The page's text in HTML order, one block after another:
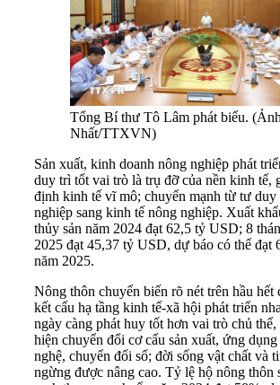
Tổng Bí thư Tô Lâm phát biểu.
Nhất/TTXVN)
Sản xuất, kinh doanh nông nghiệp phát
duy trì tốt vai trò là trụ đỡ của nền kinh tế,
định kinh tế vĩ mô; chuyển mạnh từ tư duy
nghiệp sang kinh tế nông nghiệp. Xuất
thủy sản năm 2024 đạt 62,5 tỷ USD; 8
2025 đạt 45,37 tỷ USD, dự báo có thể đạt
năm 2025.
Nông thôn chuyển biến rõ nét trên hầu hết
kết cấu hạ tầng kinh tế-xã hội phát triển
ngày càng phát huy tốt hơn vai trò chủ
hiện chuyển đổi cơ cấu sản xuất, ứng
nghệ, chuyển đổi số; đời sống vật chất và
ngừng được nâng cao. Tỷ lệ hộ nông thôn